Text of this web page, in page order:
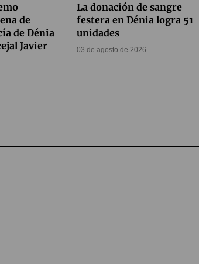
de
de Dénia
Javier
La donación de sangre
festera en Dénia logra 51
unidades
03 de agosto de 2026